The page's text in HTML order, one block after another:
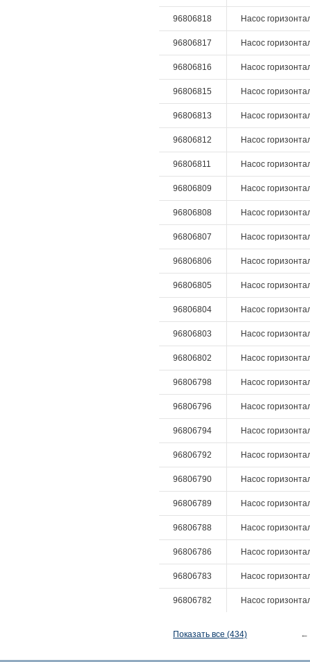
96806818 Насос
96806817 Насос
96806816 Насос
96806815 Насос
96806813 Насос
96806812 Насос
96806811 Насос
96806809 Насос
96806808 Насос
96806807 Насос
96806806 Насос
96806805 Насос
96806804 Насос
96806803 Насос
96806802 Насос
96806798 Насос
96806796 Насос
96806794 Насос
96806792 Насос
96806790 Насос
96806789 Насос
96806788 Насос
96806786 Насос
96806783 Насос
96806782 Насос
Показать все (434) ←